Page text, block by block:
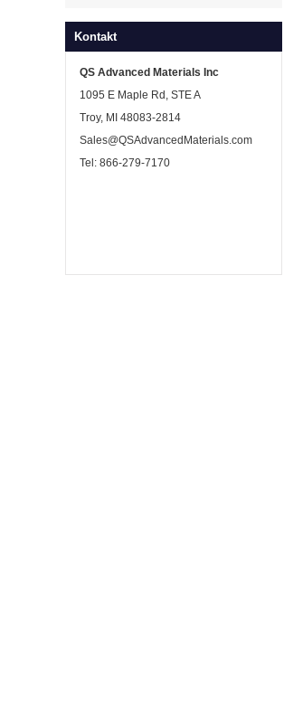
Kontakt
QS Advanced Materials Inc
1095 E Maple Rd, STE A
Troy, MI 48083-2814
Sales@QSAdvancedMaterials.com
Tel: 866-279-7170